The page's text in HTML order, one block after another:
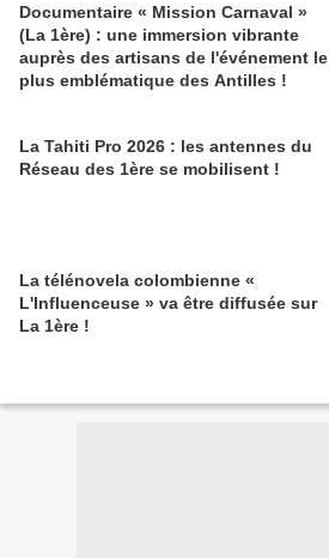
Documentaire « Mission Carnaval »
(La 1ère) : une immersion vibrante
auprès des artisans de l'événement le
plus emblématique des Antilles !
La Tahiti Pro 2026 : les antennes du
Réseau des 1ère se mobilisent !
La télénovela colombienne «
L'Influenceuse » va être diffusée sur
La 1ère !